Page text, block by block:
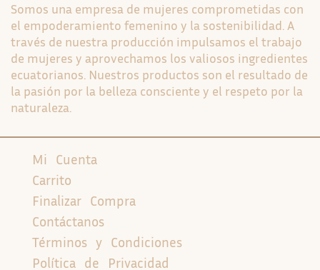
Somos una empresa de mujeres comprometidas con
el empoderamiento femenino y la sostenibilidad. A
través de nuestra producción impulsamos el trabajo
de mujeres y aprovechamos los valiosos ingredientes
ecuatorianos. Nuestros productos son el resultado de
la pasión por la belleza consciente y el respeto por la
naturaleza.
Mi Cuenta
Carrito
Finalizar Compra
Contáctanos
Términos y Condiciones
Política de Privacidad